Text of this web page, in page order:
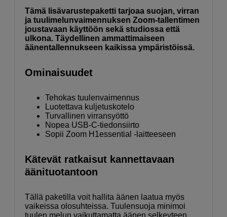
Tämä lisävarustepaketti tarjoaa suojan, virran
ja tuulimelunvaimennuksen Zoom-tallentimen
joustavaan käyttöön sekä studiossa että
ulkona. Täydellinen ammattimaiseen
äänentallennukseen kaikissa ympäristöissä.
Ominaisuudet
Tehokas tuulenvaimennus
Luotettava kuljetuskotelo
Turvallinen virransyöttö
Nopea USB-C-tiedonsiirto
Sopii Zoom H1essential -laitteeseen
Kätevät ratkaisut kannettavaan
äänituotantoon
Tällä paketilla voit hallita äänen laatua myös
vaikeissa olosuhteissa. Tuulensuoja minimoi